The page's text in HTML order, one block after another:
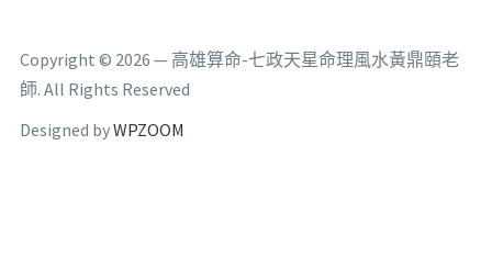
Copyright © 2026 — 高雄算命-七政天星命理風水黃鼎頤老
師. All Rights Reserved
Designed byWPZOOM